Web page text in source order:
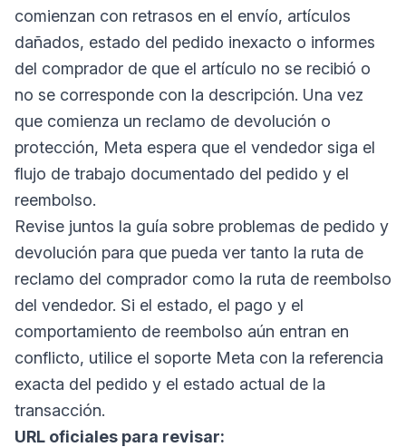
comienzan con retrasos en el envío, artículos
dañados, estado del pedido inexacto o informes
del comprador de que el artículo no se recibió o
no se corresponde con la descripción. Una vez
que comienza un reclamo de devolución o
protección, Meta espera que el vendedor siga el
flujo de trabajo documentado del pedido y el
reembolso.
Revise juntos la guía sobre problemas de pedido y
devolución para que pueda ver tanto la ruta de
reclamo del comprador como la ruta de reembolso
del vendedor. Si el estado, el pago y el
comportamiento de reembolso aún entran en
conflicto, utilice el soporte Meta con la referencia
exacta del pedido y el estado actual de la
transacción.
URL oficiales para revisar: